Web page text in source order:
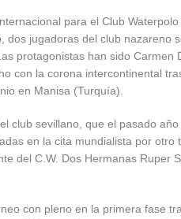
para el Club
dos jugadoras del club nazareno
protagonistas han sido
con la corona intercontinental
en Manisa (Turquía).
club sevillano, que el pasado
en la cita mundialista por
del C.W. Dos Hermanas Ruper
con pleno en la primera fase